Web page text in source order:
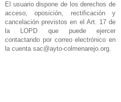
El usuario dispone de los derechos de
acceso, oposición, rectificación y
cancelación previstos en el Art. 17 de
la LOPD que puede ejercer
contactando por correo electrónico en
la cuenta sac@ayto-colmenarejo.org.